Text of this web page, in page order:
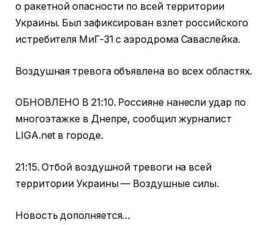
о ракетной опасности по всей территории
Украины. Был зафиксирован взлет российского
истребителя МиГ-31 с аэродрома Саваслейка.
Воздушная тревога объявлена во всех областях.
ОБНОВЛЕНО В 21:10. Россияне нанесли удар по
многоэтажке в Днепре, сообщил журналист
LIGA.net в городе.
21:15. Отбой воздушной тревоги на всей
территории Украины — Воздушные силы.
Новость дополняется…